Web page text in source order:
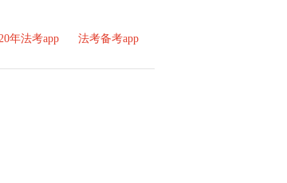
年法考app 法考备考app